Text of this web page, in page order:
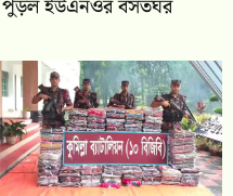
পুড়ল ইউএনওর বসতঘর